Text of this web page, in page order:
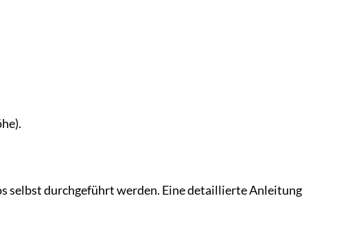
selbst durchgeführt werden. Eine detaillierte Anleitung